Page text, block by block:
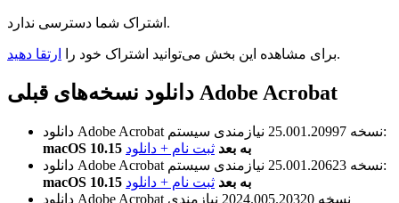
اشتراک شما دسترسی ندارد.
برای مشاهده این بخش می‌توانید اشتراک خود را ارتقا دهید .
دانلود نسخه‌های قبلی Adobe Acrobat
دانلود Adobe Acrobat نسخه 25.001.20997نیازمندی سیستم:
macOS 10.15 به بعد ثبت نام + دانلود
دانلود Adobe Acrobat
نسخه 25.001.20623نیازمندی سیستم:
macOS 10.15 به بعد ثبت نام + دانلود
دانلود Adobe Acrobat
نسخه 2024.005.20320
نیازمندی